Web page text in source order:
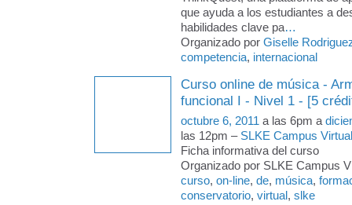
que ayuda a los estudiantes a
habilidades clave pa…
Organizado por Giselle
competencia, internacional
Curso online de música -
funcional I - Nivel 1 - [5
octubre 6, 2011 a las 6pm a
las 12pm – SLKE Campus Virtual
Ficha informativa del curso
Organizado por SLKE Campus
curso, on-line, de, música,
conservatorio, virtual, slke